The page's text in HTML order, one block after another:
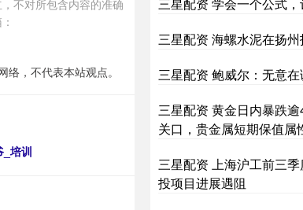
不对所包含内容的准确
，不代表本站观点。
_培训
三星配资 海螺水泥在扬
三星配资 鲍威尔：无意
三星配资 黄金日内暴跌
关口，贵金属短期保值属
三星配资 上海沪工前三
投项目进展遇阻